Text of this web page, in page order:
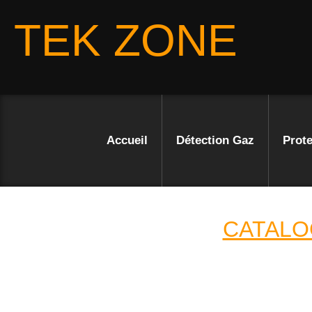
TEK ZONE
Accueil Détection Gaz